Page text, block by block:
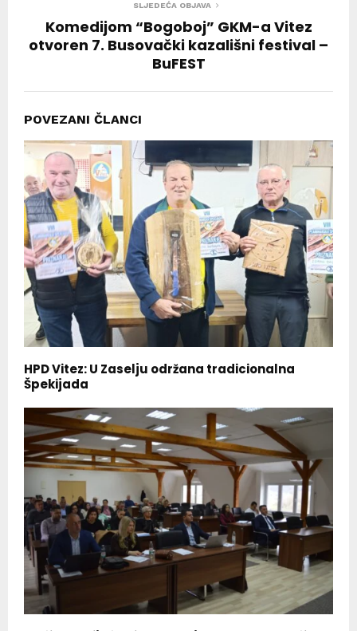
SLJEDEĆA OBJAVA
Komedijom “Bogoboj” GKM-a Vitez
otvoren 7. Busovački kazališni festival –
BuFEST
POVEZANI ČLANCI
HPD Vitez: U Zaselju održana tradicionalna
Špekijada